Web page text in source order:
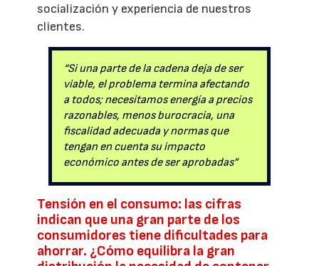
socialización y experiencia de nuestros
clientes.
“Si una parte de la cadena deja de ser
viable, el problema termina afectando
a todos; necesitamos energía a precios
razonables, menos burocracia, una
fiscalidad adecuada y normas que
tengan en cuenta su impacto
económico antes de ser aprobadas”
Tensión en el consumo: las cifras
indican que una gran parte de los
consumidores tiene dificultades para
ahorrar. ¿Cómo equilibra la gran